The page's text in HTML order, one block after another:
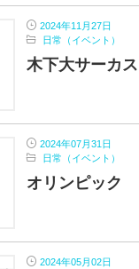
2024年11月27日
日常（イベント）
木下大サーカス
2024年07月31日
日常（イベント）
オリンピック
2024年05月02日